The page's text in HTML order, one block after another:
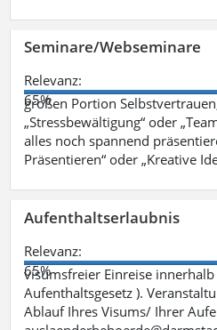
Seminare/Webseminare
Relevanz:
65%
großen Portion
„Stressbewältigung“ oder
alles noch spannend
Präsentieren“ oder „Kreative
Aufenthaltserlaubnis
Relevanz:
65%
visumsfreier Einreise
Aufenthaltsgesetz ).
Ablauf Ihres Visums/ Ihrer